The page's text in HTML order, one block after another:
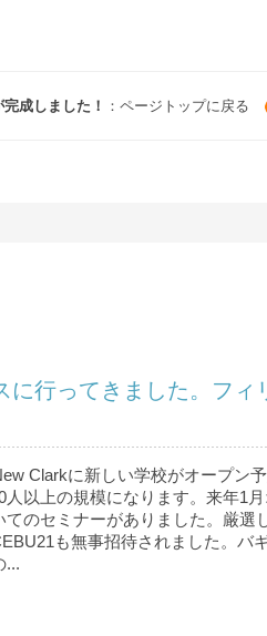
成しました！ ：ページトップに戻る
に行ってきました。フィ
Clarkに新しい学校がオープン
以上の規模になります。来年1
のセミナーがありました。厳選
も無事招待されました。バ
...